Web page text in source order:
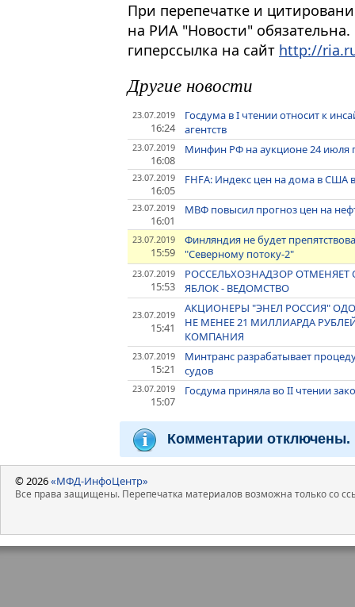
При перепечатке и
на РИА "Новости"
гиперссылка на сайт http://
Другие новости
23.07.2019
16:24
Госдума в I чтении относит к
агентств
23.07.2019
16:08
Минфин РФ на аукционе 24 июля
23.07.2019
16:05
FHFA: Индекс цен на дома в США
23.07.2019
16:01
МВФ повысил прогноз цен на
23.07.2019
15:59
Финляндия не будет
"Северному потоку-2"
23.07.2019
15:53
РОССЕЛЬХОЗНАДЗОР ОТМЕНЯЕТ
ЯБЛОК - ВЕДОМСТВО
23.07.2019
15:41
АКЦИОНЕРЫ "ЭНЕЛ РОССИЯ"
НЕ МЕНЕЕ 21 МИЛЛИАРДА
КОМПАНИЯ
23.07.2019
15:21
Минтранс разрабатывает
судов
23.07.2019
15:07
Госдума приняла во II чтении
Комментарии отключены.
© 2026«МФД-ИнфоЦентр»
Все права защищены. Перепечатка материалов возможна только со